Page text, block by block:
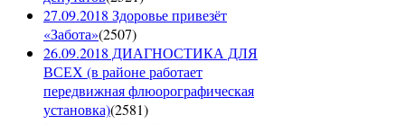
27.09.2018 Здоровье привезёт
«Забота»(2507)
26.09.2018 ДИАГНОСТИКА ДЛЯ
ВСЕХ (в районе работает
передвижная флюорографическая
установка)(2581)